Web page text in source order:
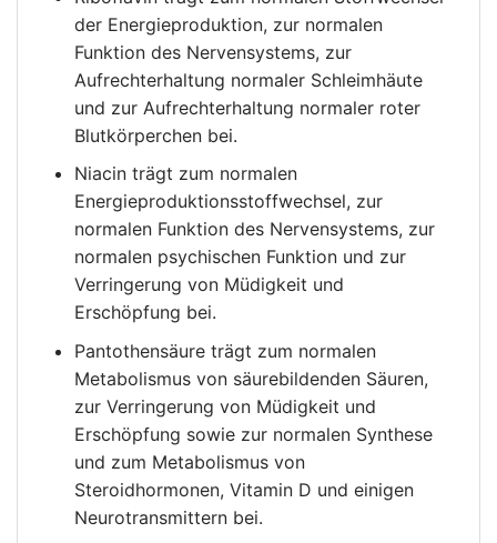
der Energieproduktion, zur normalen
Funktion des Nervensystems, zur
Aufrechterhaltung normaler Schleimhäute
und zur Aufrechterhaltung normaler roter
Blutkörperchen bei.
Niacin trägt zum normalen
Energieproduktionsstoffwechsel, zur
normalen Funktion des Nervensystems, zur
normalen psychischen Funktion und zur
Verringerung von Müdigkeit und
Erschöpfung bei.
Pantothensäure trägt zum normalen
Metabolismus von säurebildenden Säuren,
zur Verringerung von Müdigkeit und
Erschöpfung sowie zur normalen Synthese
und zum Metabolismus von
Steroidhormonen, Vitamin D und einigen
Neurotransmittern bei.